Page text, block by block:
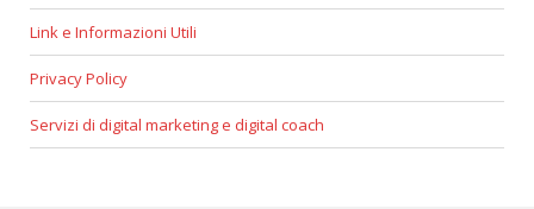
Link e Informazioni Utili
Privacy Policy
Servizi di digital marketing e digital coach